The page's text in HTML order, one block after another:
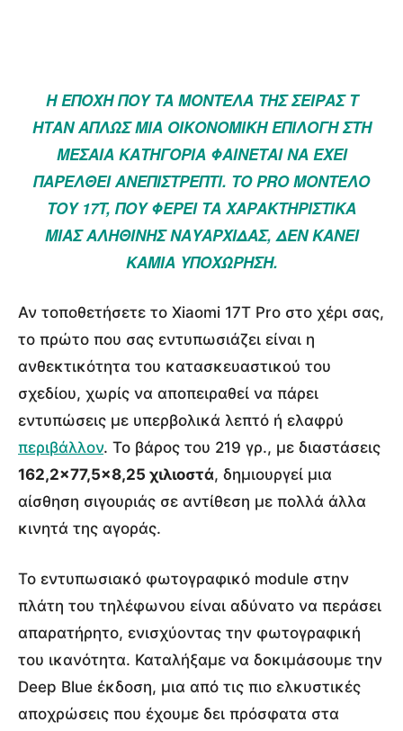
Η ΕΠΟΧΉ ΠΟΥ ΤΑ ΜΟΝΤΈΛΑ ΤΗΣ ΣΕΙΡΆΣT
ΉΤΑΝ ΑΠΛΏΣ ΜΙΑ ΟΙΚΟΝΟΜΙΚΉ ΕΠΙΛΟΓΉ ΣΤΗ
ΜΕΣΑΊΑ ΚΑΤΗΓΟΡΊΑ ΦΑΊΝΕΤΑΙ ΝΑ ΈΧΕΙ
ΠΑΡΈΛΘΕΙ ΑΝΕΠΙΣΤΡΕΠΤΊ. ΤΟPROΜΟΝΤΈΛΟ
ΤΟΥ 17T, ΠΟΥ ΦΈΡΕΙ ΤΑ ΧΑΡΑΚΤΗΡΙΣΤΙΚΆ
ΜΙΑΣ ΑΛΗΘΙΝΉΣ ΝΑΥΑΡΧΊΔΑΣ, ΔΕΝ ΚΆΝΕΙ
ΚΑΜΊΑ ΥΠΟΧΏΡΗΣΗ.
Αν τοποθετήσετε το Xiaomi 17T Pro στο χέρι σας,
το πρώτο που σας εντυπωσιάζει είναι η
ανθεκτικότητα του κατασκευαστικού του
σχεδίου, χωρίς να αποπειραθεί να πάρει
εντυπώσεις με υπερβολικά λεπτό ή ελαφρύ
περιβάλλον. Το βάρος του 219 γρ., με διαστάσεις
162,2×77,5×8,25 χιλιοστά, δημιουργεί μια
αίσθηση σιγουριάς σε αντίθεση με πολλά άλλα
κινητά της αγοράς.
Το εντυπωσιακό φωτογραφικό module στην
πλάτη του τηλέφωνου είναι αδύνατο να περάσει
απαρατήρητο, ενισχύοντας την φωτογραφική
του ικανότητα. Καταλήξαμε να δοκιμάσουμε την
Deep Blue έκδοση, μια από τις πιο ελκυστικές
αποχρώσεις που έχουμε δει πρόσφατα στα